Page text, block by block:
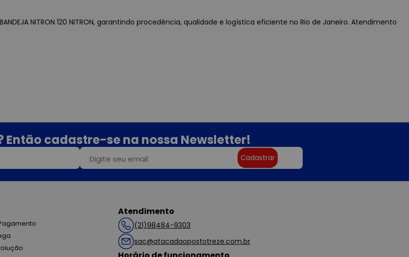
NITRON 120 NITRON, garantindo procedência, qualidade e logística eficiente no Rio de Janeiro. Atendimento
Então cadastre-se na nossa Newsletter!
Cadastrar
Atendimento
(21)98484-9303
sac@atacadaopostotreze.com.br